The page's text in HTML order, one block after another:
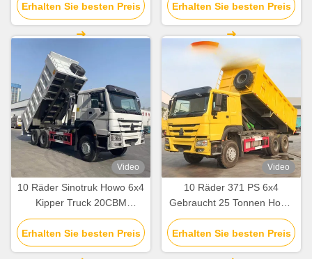
Tonnen 60 Tonnen In Afrika
Erhalten Sie besten Preis
Rechtslenken
Erhalten Sie besten Preis
Video
10 Räder Sinotruk Howo 6x4
Kipper Truck 20CBM
Kapazität Howo Dump Truck
LHD Antrieb
Erhalten Sie besten Preis
Video
10 Räder 371 PS 6x4
Gebraucht 25 Tonnen Howo
Dump Truck mit
Ladungstanke Länge 5,3-
6,2M
Erhalten Sie besten Preis